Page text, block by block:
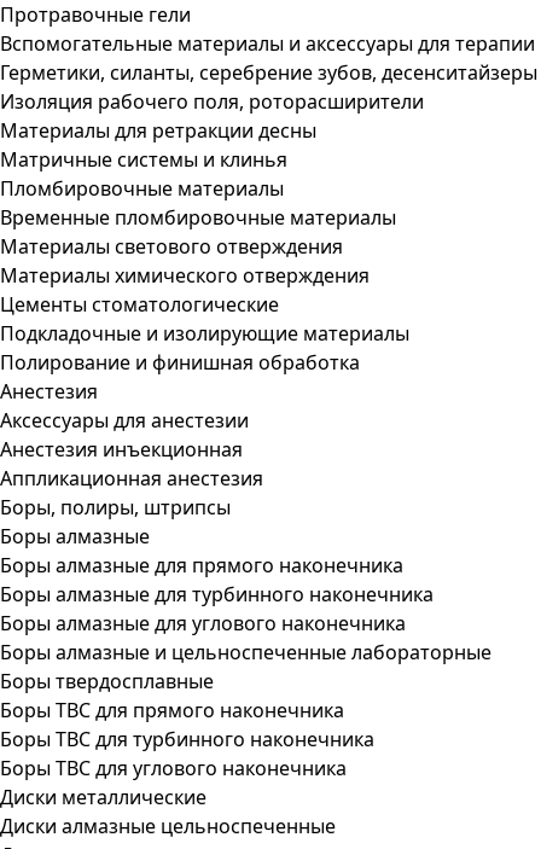
Протравочные гели
Вспомогательные материалы и аксессуары для терапии
Герметики, силанты, серебрение зубов, десенситайзеры
Изоляция рабочего поля, роторасширители
Материалы для ретракции десны
Матричные системы и клинья
Пломбировочные материалы
Временные пломбировочные материалы
Материалы светового отверждения
Материалы химического отверждения
Цементы стоматологические
Подкладочные и изолирующие материалы
Полирование и финишная обработка
Анестезия
Аксессуары для анестезии
Анестезия инъекционная
Аппликационная анестезия
Боры, полиры, штрипсы
Боры алмазные
Боры алмазные для прямого наконечника
Боры алмазные для турбинного наконечника
Боры алмазные для углового наконечника
Боры алмазные и цельноспеченные лабораторные
Боры твердосплавные
Боры ТВС для прямого наконечника
Боры ТВС для турбинного наконечника
Боры ТВС для углового наконечника
Диски металлические
Диски алмазные цельноспеченные